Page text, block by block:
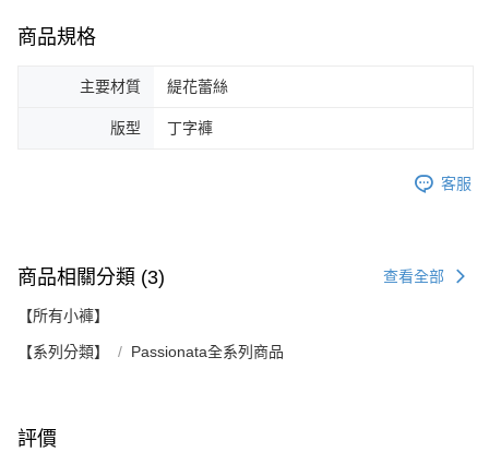
商品規格
主要材質 緹花蕾絲
版型 丁字褲
客服
商品相關分類 (3) 查看全部
【所有小褲】
【系列分類】 Passionata全系列商品
評價